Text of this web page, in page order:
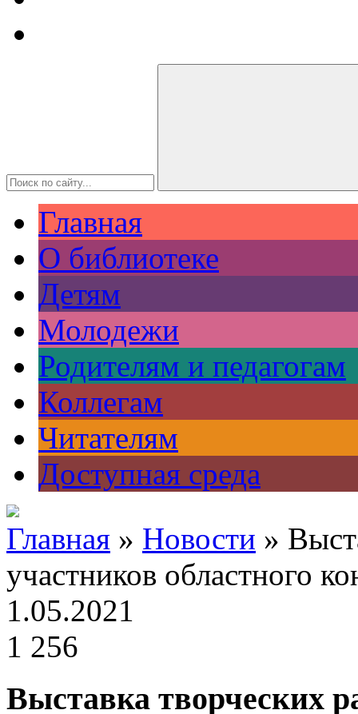
Главная
О библиотеке
Детям
Молодежи
Родителям и педагогам
Коллегам
Читателям
Доступная среда
Главная » Новости »
участников областного
1.05.2021
1 256
Выставка творческих